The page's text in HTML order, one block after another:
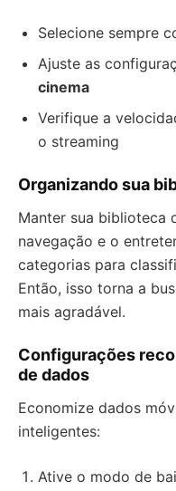
Selecione sempre
Ajuste as
cinema
Verifique a
o streaming
Organizando sua
Manter sua biblioteca
navegação e o
categorias para
Então, isso torna a
mais agradável.
Configurações
de dados
Economize dados
inteligentes:
Ative o modo de